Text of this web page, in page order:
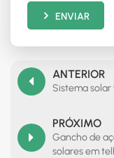
ENVIAR
ANTERIOR
Sistema
PRÓXIMO
Gancho de
solares em